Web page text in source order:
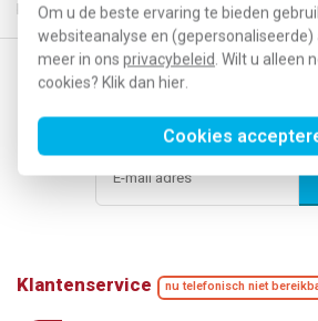
Om u de beste ervaring te bieden
websiteanalyse en (gepersonaliseerde)
meer in ons privacybeleid . Wilt u alleen
cookies? Klik dan hier
Cookies
morgen in huis* 30 dagen retourrecht
Op de hoogte blijven van
Klantenservice nu telefonisch niet